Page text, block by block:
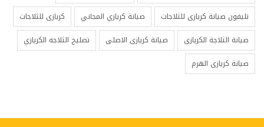
تليفون صيانة كريازى للثلاجات
صيانة كريازي المجاني
كريازى للثلاجات
صيانة الثلاجة الكريازى
صيانة كريازى الاصلى
تصليح الثلاجه الكريازي
صيانة كريازى الهرم